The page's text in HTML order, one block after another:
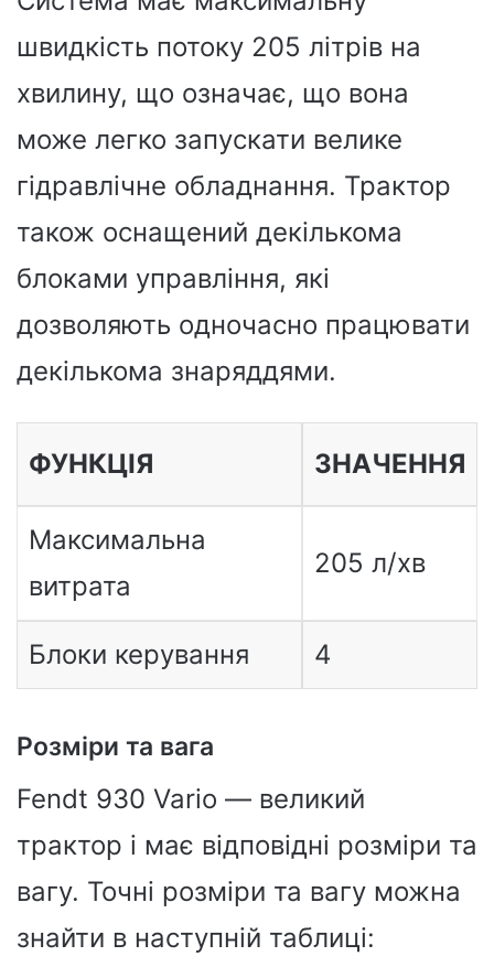
швидкість потоку 205 літрів на
хвилину, що означає, що вона
може легко запускати велике
гідравлічне обладнання. Трактор
також оснащений декількома
блоками управління, які
дозволяють одночасно працювати
декількома знаряддями.
ФУНКЦІЯ ЗНАЧЕННЯ
Максимальна
витрата
205 л/хв
Блоки керування 4
Розміри та вага
Fendt 930 Vario — великий
трактор і має відповідні розміри та
вагу. Точні розміри та вагу можна
знайти в наступній таблиці: